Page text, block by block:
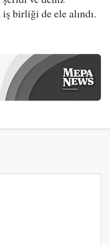
birliği de ele alındı.